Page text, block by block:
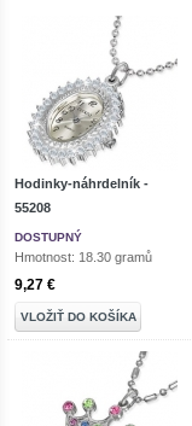
Hodinky-náhrdelník -
55208
DOSTUPNÝ
Hmotnost: 18.30 gramů
9,27 €
VLOŽIŤ DO KOŠÍKA